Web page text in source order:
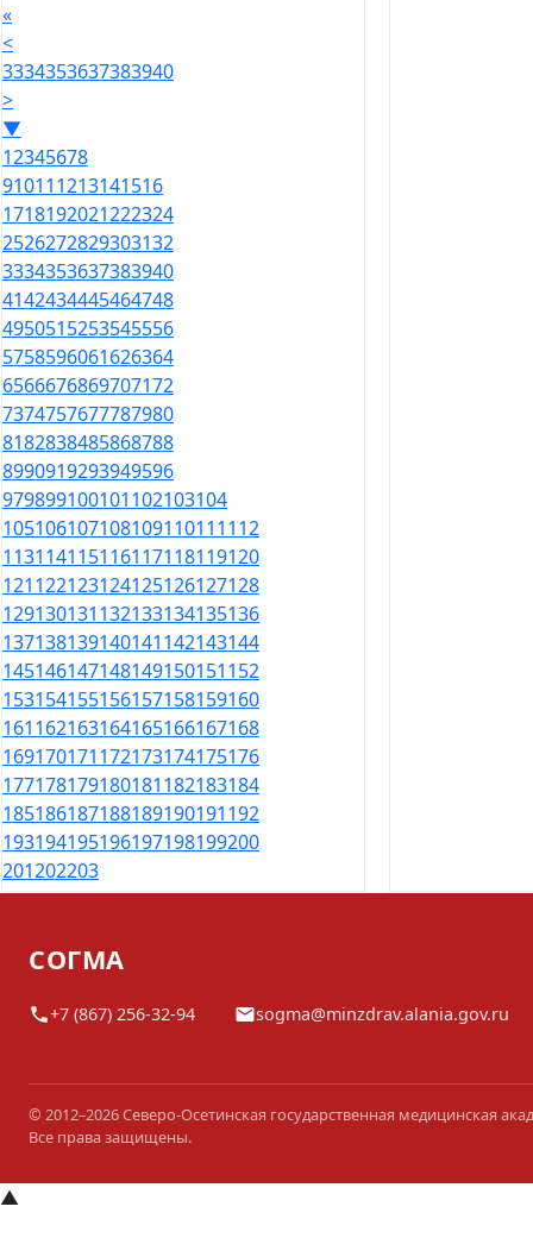
«
<
3334353637383940
>
▼
12345678
910111213141516
1718192021222324
2526272829303132
3334353637383940
4142434445464748
4950515253545556
5758596061626364
6566676869707172
7374757677787980
8182838485868788
8990919293949596
979899100101102103104
105106107108109110111112
113114115116117118119120
121122123124125126127128
129130131132133134135136
137138139140141142143144
145146147148149150151152
153154155156157158159160
161162163164165166167168
169170171172173174175176
177178179180181182183184
185186187188189190191192
193194195196197198199200
201202203
СОГМА
+7 (867) 256-32-94 sogma@minzdrav.alania.gov.ru
© 2012–2026 Северо-Осетинская государственная медицинская
Все права защищены.
▲